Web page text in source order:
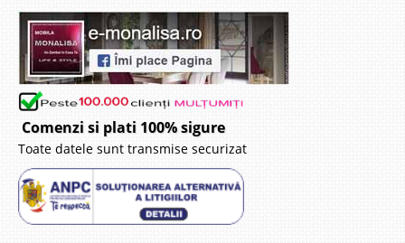
Comenzi si plati 100% sigure
Toate datele sunt transmise securizat